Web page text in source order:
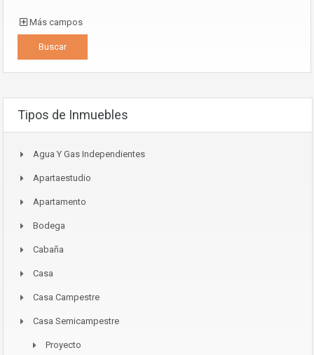
Más campos
Tipos de Inmuebles
Agua Y Gas Independientes
Apartaestudio
Apartamento
Bodega
Cabaña
Casa
Casa Campestre
Casa Semicampestre
Proyecto